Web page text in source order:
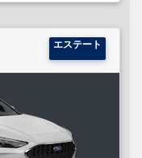
エステート